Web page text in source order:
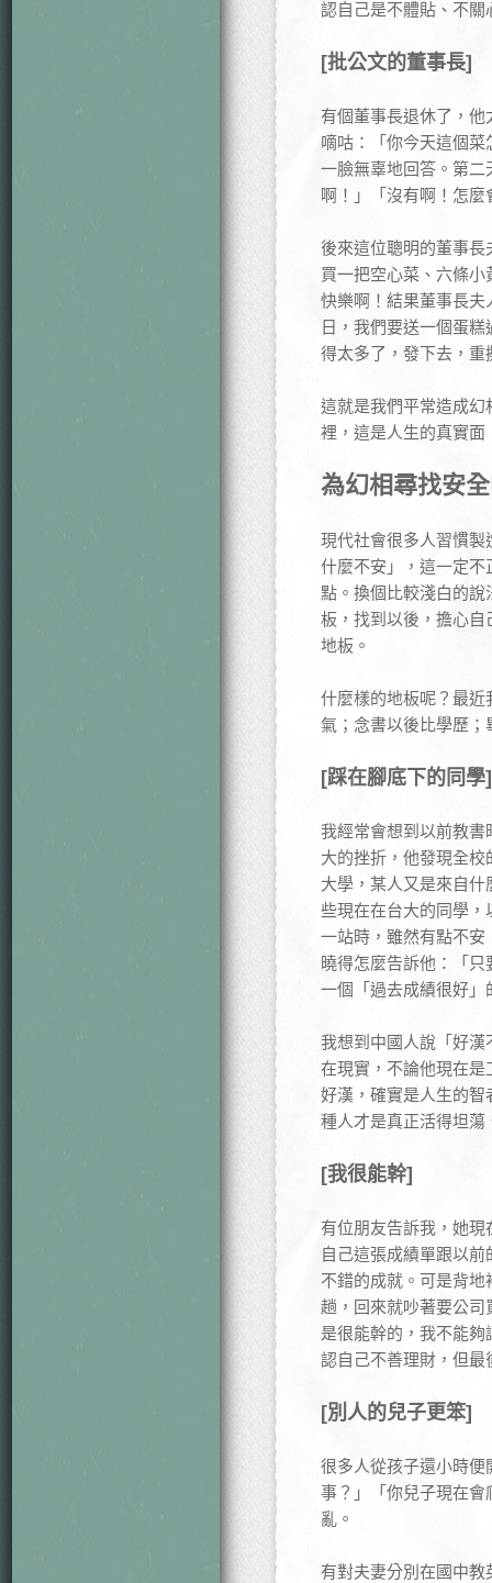
認自己是不體貼、不
[批公文的董事長]
有個董事長退休了，
嘀咕：「你今天這個
一臉無辜地回答。第
啊！」「沒有啊！怎
後來這位聰明的董事
買一把空心菜、六條
快樂啊！結果董事長
日，我們要送一個蛋
得太多了，發下去，
這就是我們平常造成
裡，這是人生的真實面
為幻相尋找安
現代社會很多人習慣
什麼不安」，這一定
點。換個比較淺白的
板，找到以後，擔心
地板。
什麼樣的地板呢？最
氣；念書以後比學歷
[踩在腳底下的同學]
我經常會想到以前教
大的挫折，他發現全
大學，某人又是來自
些現在在台大的同學
一站時，雖然有點不
曉得怎麼告訴他：「
一個「過去成績很好
我想到中國人說「好
在現實，不論他現在
好漢，確實是人生的
種人才是真正活得坦蕩
[我很能幹]
有位朋友告訴我，她
自己這張成績單跟以
不錯的成就。可是背
趟，回來就吵著要公
是很能幹的，我不能
認自己不善理財，但最
[別人的兒子更笨]
很多人從孩子還小時
事？」「你兒子現在
亂。
有對夫妻分別在國中